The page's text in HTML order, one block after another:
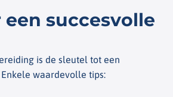
een succesvolle
is de sleutel tot een
waardevolle tips: